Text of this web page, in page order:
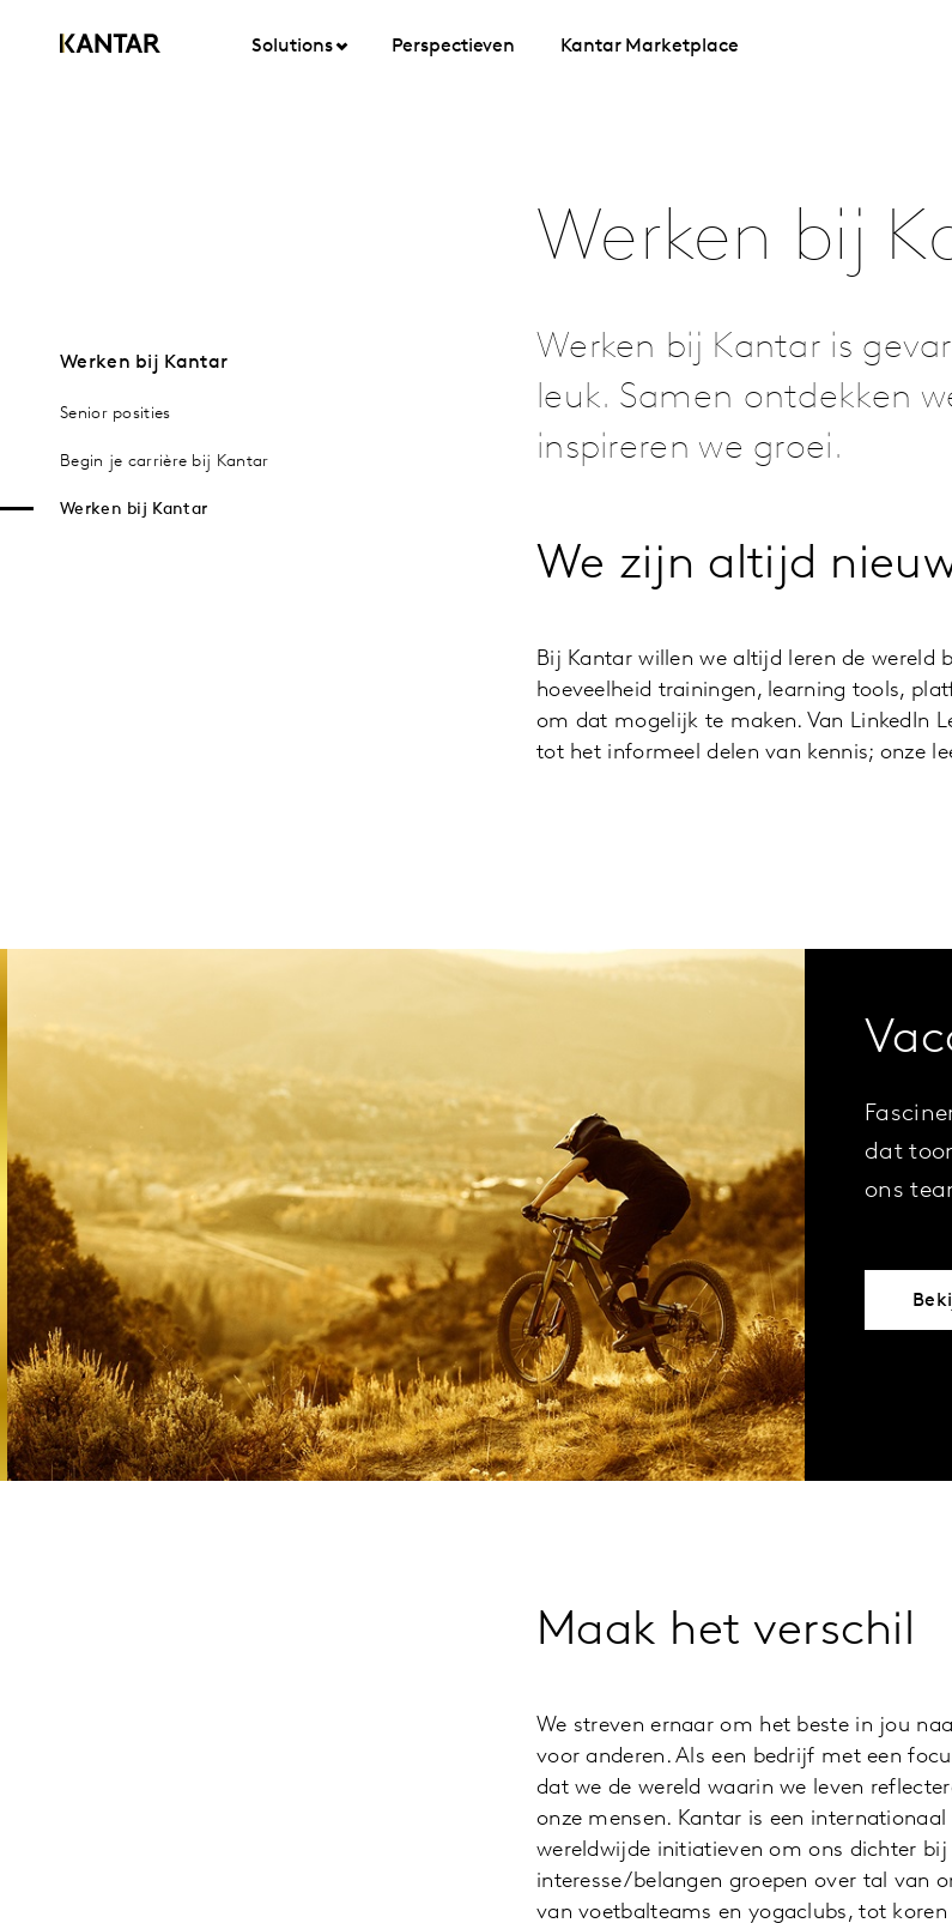
Solutions Perspectieven Kantar Marketplace
Werken bij
Werken bij Kantar
Senior posities
Begin je carrière bij Kantar
Werken bij Kantar
Werken bij Kantar is
leuk. Samen ontdekken
inspireren we groei.
We zijn altijd
Bij Kantar willen we altijd leren de wereld
hoeveelheid trainingen, learning tools,
om dat mogelijk te maken. Van LinkedIn
tot het informeel delen van kennis; onze
dat
ons
Maak het verschil
We streven ernaar om het beste in jou
voor anderen. Als een bedrijf met een
dat we de wereld waarin we leven
onze mensen. Kantar is een
wereldwijde initiatieven om ons dichter
interesse/belangen groepen over tal van
van voetbalteams en yogaclubs, tot